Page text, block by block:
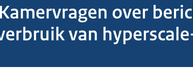
over
van